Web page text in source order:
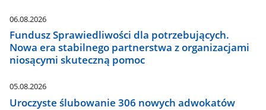
06.08.2026
Fundusz Sprawiedliwości dla potrzebujących.
Nowa era stabilnego partnerstwa z organizacjami
niosącymi skuteczną pomoc
05.08.2026
Uroczyste ślubowanie 306 nowych adwokatów